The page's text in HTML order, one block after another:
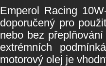
Emperol Racing
doporučený pro
nebo bez
extrémních
motorový olej je